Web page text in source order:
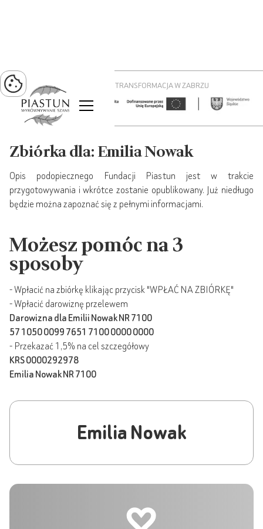
PROJEKT ZIELONA TRANSFORMACJA W ZABRZU
Zbiórka dla: Emilia Nowak
Opis podopiecznego Fundacji Piastun jest w trakcie
przygotowywania i wkrótce zostanie opublikowany. Już niedługo
będzie można zapoznać się z pełnymi informacjami.
Możesz pomóc na 3
sposoby
- Wpłacić na zbiórkę klikając przycisk "WPŁAĆ NA ZBIÓRKĘ"
- Wpłacić darowiznę przelewem
Darowizna dla Emilii Nowak NR 7100
57 1050 0099 7651 7100 0000 0000
- Przekazać 1,5% na cel szczegółowy
KRS 0000292978
Emilia Nowak NR 7100
Emilia Nowak